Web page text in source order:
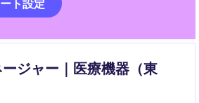
ト設定
ジャー｜医療機器（東